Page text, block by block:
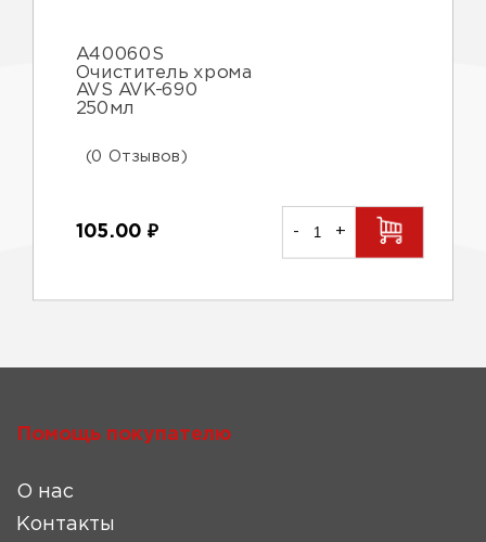
A40060S
Очиститель хрома
AVS AVK-690
250мл
(0 Отзывов)
105.00 ₽ - +
Помощь покупателю
О нас
Контакты